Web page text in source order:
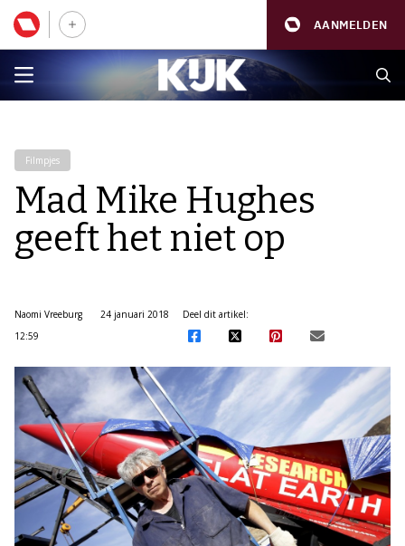
AANMELDEN
Filmpjes
Mad Mike Hughes
geeft het niet op
Naomi Vreeburg
24 januari 2018
12:59
Deel dit artikel: